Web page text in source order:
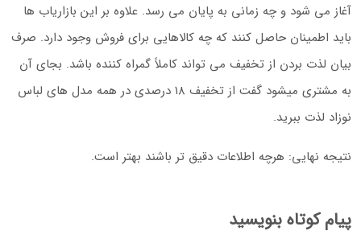
آغاز می شود و چه زمانی به پایان می رسد. علاوه بر این بازاریاب ها
باید اطمینان حاصل کنند که چه کالاهایی برای فروش وجود دارد. صرف
بیان لذت بردن از تخفیف می تواند کاملاً گمراه کننده باشد. بجای آن
به مشتری میشود گفت از تخفیف ۱۸ درصدی در همه مدل های لباس
نوزاد لذت ببرید.
نتیجه نهایی: هرچه اطلاعات دقیق تر باشند بهتر است.
پیام کوتاه بنویسید